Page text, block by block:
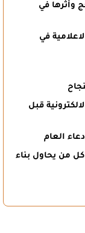
2 فلسفة الحج وأثرها في
في
قبل
العام
من يحاول بناء